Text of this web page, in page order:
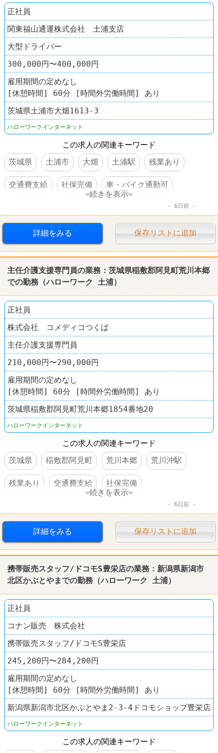
正社員
関東福山通運株式会社 土浦支店
大型ドライバー
300,000円〜400,000円
雇用期間の定めなし
[休憩時間] 60分 [時間外労働時間] あり
茨城県土浦市大畑1613-3
ハローワークインターネット
この求人の関連キーワード
茨城県
土浦市 大畑 土浦駅 残業あり
交通費支給 社保完備 車・バイク通勤可
続きを表示
6日前
詳細をみる 保存リストに追加
主任介護支援専門員の業務：茨城県稲敷郡阿見町荒川本郷
での勤務（ハローワーク 土浦）
正社員
株式会社 コメディコつくば
主任介護支援専門員
210,000円〜290,000円
雇用期間の定めなし
[休憩時間] 60分 [時間外労働時間] あり
茨城県稲敷郡阿見町荒川本郷1854番地20
ハローワークインターネット
この求人の関連キーワード
茨城県
稲敷郡阿見町 荒川本郷 荒川沖駅
残業あり 交通費支給 社保完備
賞与あり 託児所あり 転勤なし
続きを表示
6日前
詳細をみる 保存リストに追加
携帯販売スタッフ/ドコモS豊栄店の業務：新潟県新潟市
北区かぶとやまでの勤務（ハローワーク 土浦）
正社員
コナン販売 株式会社
携帯販売スタッフ/ドコモS豊栄店
245,200円〜284,200円
雇用期間の定めなし
[休憩時間] 60分 [時間外労働時間] あり
新潟県新潟市北区かぶとやま2-3-4ドコモショップ豊栄店
ハローワークインターネット
この求人の関連キーワード